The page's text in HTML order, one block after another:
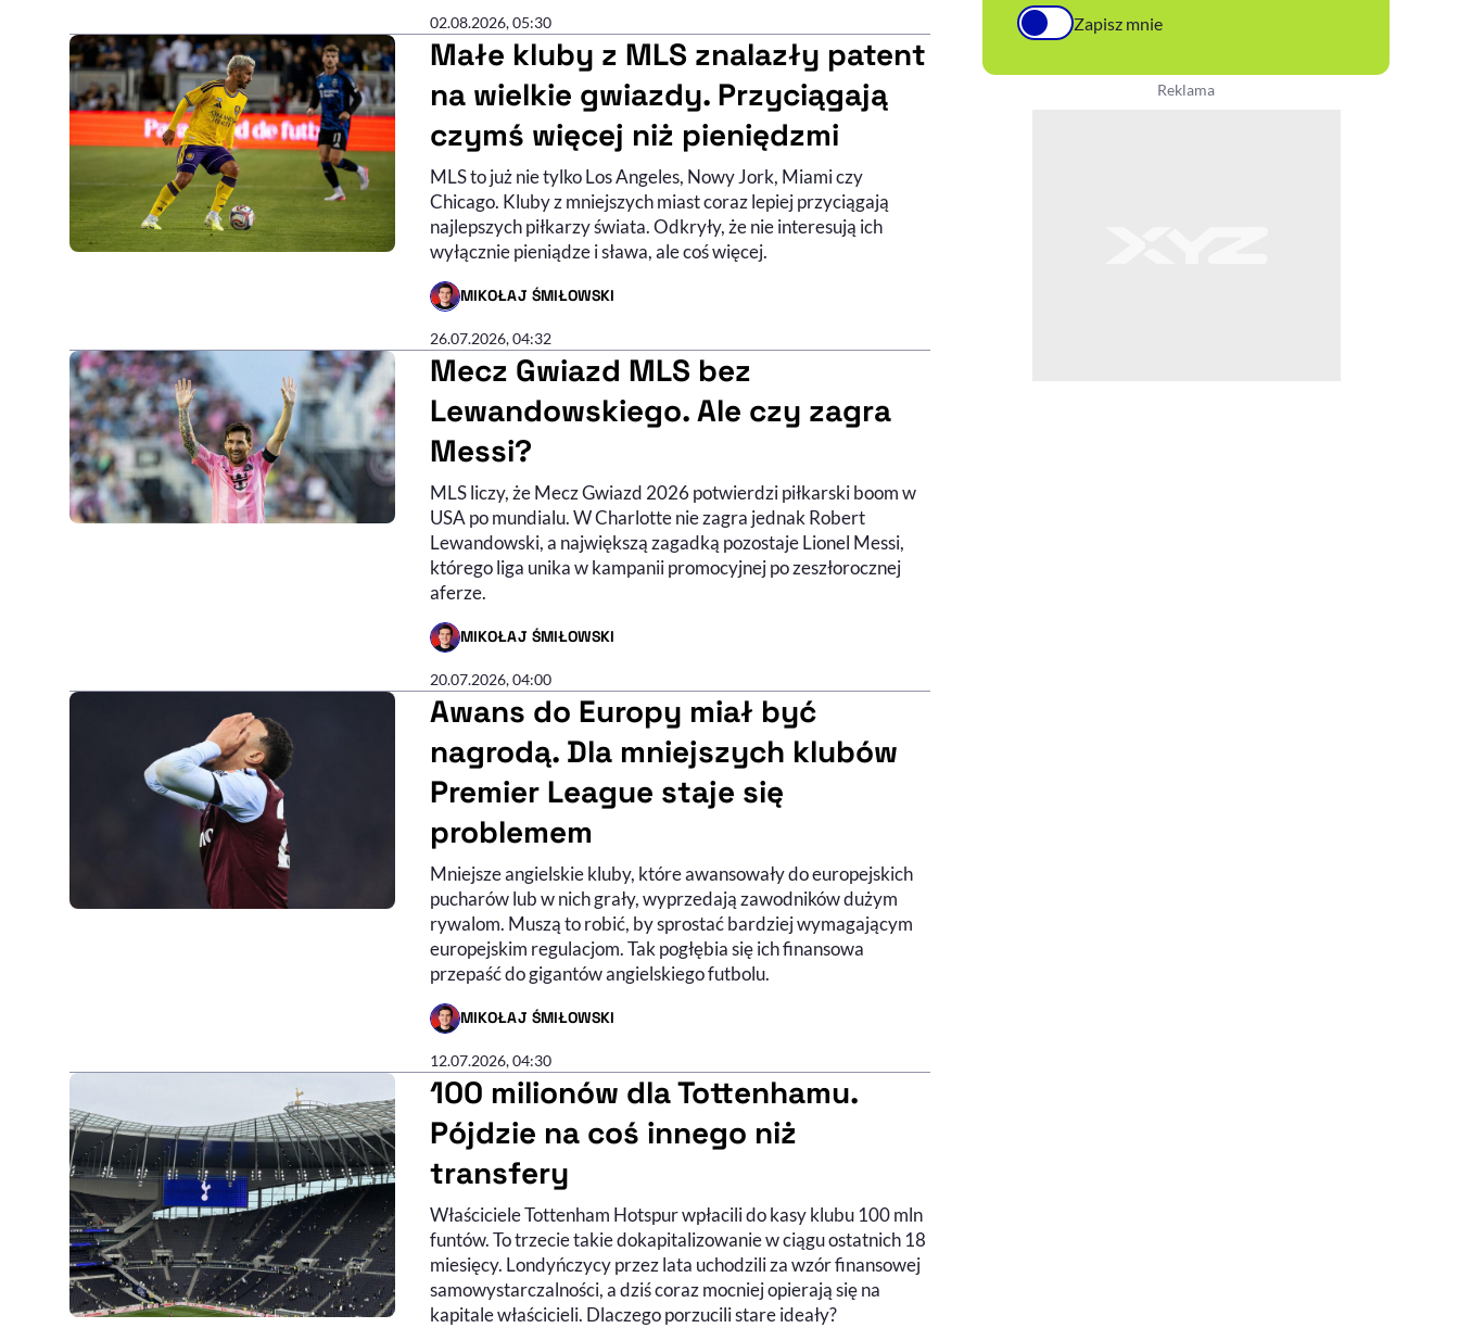
02.08.2026, 05:30
Małe kluby z MLS znalazły patent
na wielkie gwiazdy. Przyciągają
czymś więcej niż pieniędzmi
MLS to już nie tylko Los Angeles, Nowy Jork, Miami czy
Chicago. Kluby z mniejszych miast coraz lepiej przyciągają
najlepszych piłkarzy świata. Odkryły, że nie interesują ich
wyłącznie pieniądze i sława, ale coś więcej.
MIKOŁAJ ŚMIŁOWSKI
- AUTOR ARTYKUŁU - PROFIL
26.07.2026, 04:32
Mecz Gwiazd MLS bez
Lewandowskiego. Ale czy zagra
Messi?
MLS liczy, że Mecz Gwiazd 2026 potwierdzi piłkarski boom w
USA po mundialu. W Charlotte nie zagra jednak Robert
Lewandowski, a największą zagadką pozostaje Lionel Messi,
którego liga unika w kampanii promocyjnej po zeszłorocznej
aferze.
MIKOŁAJ ŚMIŁOWSKI
- AUTOR ARTYKUŁU - PROFIL
20.07.2026, 04:00
Awans do Europy miał być
nagrodą. Dla mniejszych klubów
Premier League staje się
problemem
Mniejsze angielskie kluby, które awansowały do europejskich
pucharów lub w nich grały, wyprzedają zawodników dużym
rywalom. Muszą to robić, by sprostać bardziej wymagającym
europejskim regulacjom. Tak pogłębia się ich finansowa
przepaść do gigantów angielskiego futbolu.
MIKOŁAJ ŚMIŁOWSKI
- AUTOR ARTYKUŁU - PROFIL
12.07.2026, 04:30
100 milionów dla Tottenhamu.
Pójdzie na coś innego niż
transfery
Właściciele Tottenham Hotspur wpłacili do kasy klubu 100 mln
funtów. To trzecie takie dokapitalizowanie w ciągu ostatnich 18
miesięcy. Londyńczycy przez lata uchodzili za wzór finansowej
samowystarczalności, a dziś coraz mocniej opierają się na
kapitale właścicieli. Dlaczego porzucili stare ideały?